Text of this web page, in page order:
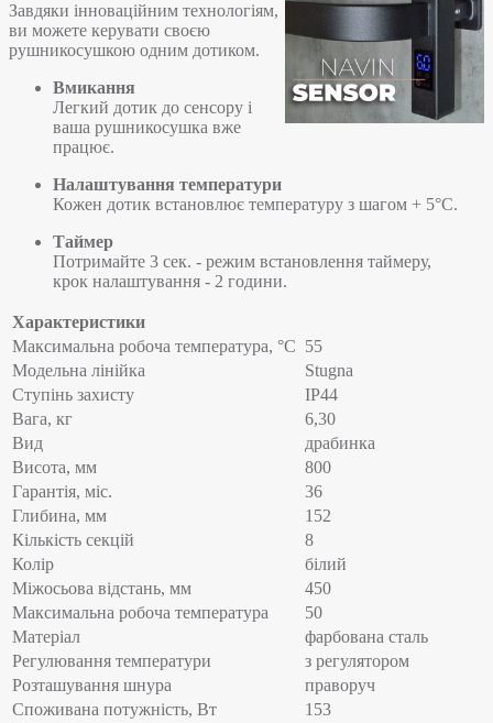
Завдяки інноваційним технологіям,
ви можете керувати своєю
рушникосушкою одним дотиком.
Вмикання
Легкий дотик до сенсору і
ваша рушникосушка вже
працює.
Налаштування температури
Кожен дотик встановлює температуру з шагом + 5°С.
Таймер
Потримайте 3 сек. - режим встановлення таймеру,
крок налаштування - 2 години.
Характеристики
Максимальна робоча температура, °C 55
Модельна лінійка
Stugna
Ступінь захисту
IP44
Вага, кг
6,30
Вид
драбинка
Висота, мм
800
Гарантія, міс.
36
Глибина, мм
152
Кількість секцій
8
Колір
білий
Міжосьова відстань, мм
450
Максимальна робоча температура
50
Матеріал
фарбована сталь
Регулювання температури
з регулятором
Розташування шнура
праворуч
Споживана потужність, Вт
153